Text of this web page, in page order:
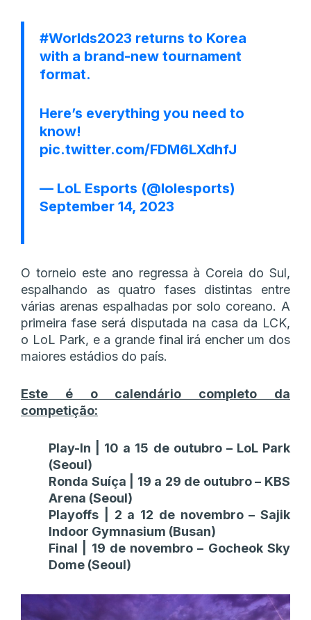
#Worlds2023 returns to Korea
with a brand-new tournament
format.
Here’s everything you need to
know!
pic.twitter.com/FDM6LXdhfJ
— LoL Esports (@lolesports)
September 14, 2023
O torneio este ano regressa à Coreia do Sul,
espalhando as quatro fases distintas entre
várias arenas espalhadas por solo coreano. A
primeira fase será disputada na casa da LCK,
o LoL Park, e a grande final irá encher um dos
maiores estádios do país.
Este é o calendário completo da
competição:
Play-In | 10 a 15 de outubro – LoL Park
(Seoul)
Ronda Suíça | 19 a 29 de outubro – KBS
Arena (Seoul)
Playoffs | 2 a 12 de novembro – Sajik
Indoor Gymnasium (Busan)
Final | 19 de novembro – Gocheok Sky
Dome (Seoul)